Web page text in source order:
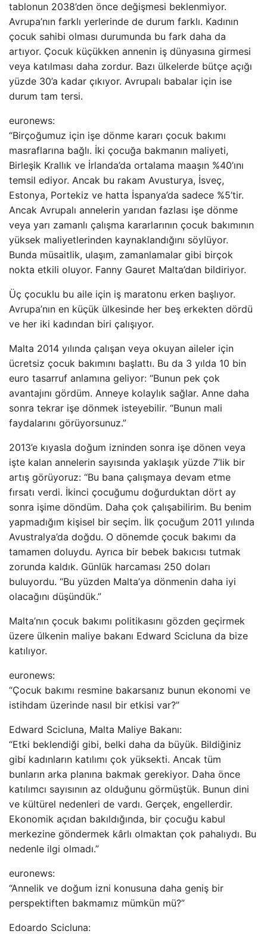
tablonun 2038’den önce değişmesi beklenmiyor.
Avrupa’nın farklı yerlerinde de durum farklı. Kadının
çocuk sahibi olması durumunda bu fark daha da
artıyor. Çocuk küçükken annenin iş dünyasına girmesi
veya katılması daha zordur. Bazı ülkelerde bütçe açığı
yüzde 30’a kadar çıkıyor. Avrupalı ​​babalar için ise
durum tam tersi.
euronews:
“Birçoğumuz için işe dönme kararı çocuk bakımı
masraflarına bağlı. İki çocuğa bakmanın maliyeti,
Birleşik Krallık ve İrlanda’da ortalama maaşın %40’ını
temsil ediyor. Ancak bu rakam Avusturya, İsveç,
Estonya, Portekiz ve hatta İspanya’da sadece %5’tir.
Ancak Avrupalı ​​annelerin yarıdan fazlası işe dönme
veya yarı zamanlı çalışma kararlarının çocuk bakımının
yüksek maliyetlerinden kaynaklandığını söylüyor.
Bunda müsaitlik, ulaşım, zamanlamalar gibi birçok
nokta etkili oluyor. Fanny Gauret Malta’dan bildiriyor.
Üç çocuklu bu aile için iş maratonu erken başlıyor.
Avrupa’nın en küçük ülkesinde her beş erkekten dördü
ve her iki kadından biri çalışıyor.
Malta 2014 yılında çalışan veya okuyan aileler için
ücretsiz çocuk bakımını başlattı. Bu da 3 yılda 10 bin
euro tasarruf anlamına geliyor: “Bunun pek çok
avantajını gördüm. Anneye kolaylık sağlar. Anne daha
sonra tekrar işe dönmek isteyebilir. “Bunun mali
faydalarını görüyorsunuz.”
2013’e kıyasla doğum izninden sonra işe dönen veya
işte kalan annelerin sayısında yaklaşık yüzde 7’lik bir
artış görüyoruz: “Bu bana çalışmaya devam etme
fırsatı verdi. İkinci çocuğumu doğurduktan dört ay
sonra işime döndüm. Daha çok çalışabilirim. Bu benim
yapmadığım kişisel bir seçim. İlk çocuğum 2011 yılında
Avustralya’da doğdu. O dönemde çocuk bakımı da
tamamen doluydu. Ayrıca bir bebek bakıcısı tutmak
zorunda kaldık. Günlük harcaması 250 doları
buluyordu. “Bu yüzden Malta’ya dönmenin daha iyi
olacağını düşündük.”
Malta’nın çocuk bakımı politikasını gözden geçirmek
üzere ülkenin maliye bakanı Edward Scicluna da bize
katılıyor.
euronews:
“Çocuk bakımı resmine bakarsanız bunun ekonomi ve
istihdam üzerinde nasıl bir etkisi var?”
Edward Scicluna, Malta Maliye Bakanı:
“Etki beklendiği gibi, belki daha da büyük. Bildiğiniz
gibi kadınların katılımı çok yüksekti. Ancak tüm
bunların arka planına bakmak gerekiyor. Daha önce
katılımcı sayısının az olduğunu görmüştük. Bunun dini
ve kültürel nedenleri de vardı. Gerçek, engellerdir.
Ekonomik açıdan bakıldığında, bir çocuğu kabul
merkezine göndermek kârlı olmaktan çok pahalıydı. Bu
nedenle ilgi olmadı.”
euronews:
“Annelik ve doğum izni konusuna daha geniş bir
perspektiften bakmamız mümkün mü?”
Edoardo Scicluna: